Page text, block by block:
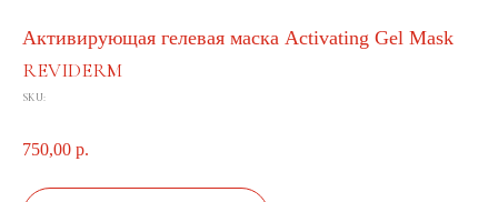
Активирующая гелевая маска Activating Gel Mask
REVIDERM
SKU:
750,00 р.